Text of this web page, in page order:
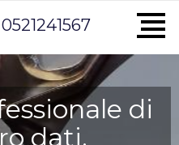
0521241567
di
dati.